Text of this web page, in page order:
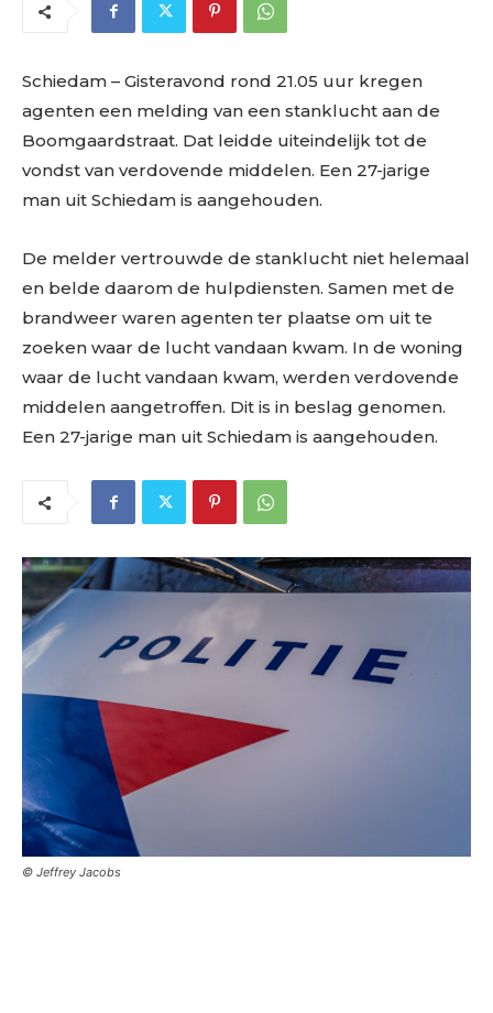
Schiedam – Gisteravond rond 21.05 uur kregen
agenten een melding van een stanklucht aan de
Boomgaardstraat. Dat leidde uiteindelijk tot de
vondst van verdovende middelen. Een 27-jarige
man uit Schiedam is aangehouden.
De melder vertrouwde de stanklucht niet helemaal
en belde daarom de hulpdiensten. Samen met de
brandweer waren agenten ter plaatse om uit te
zoeken waar de lucht vandaan kwam. In de woning
waar de lucht vandaan kwam, werden verdovende
middelen aangetroffen. Dit is in beslag genomen.
Een 27-jarige man uit Schiedam is aangehouden.
© Jeffrey Jacobs